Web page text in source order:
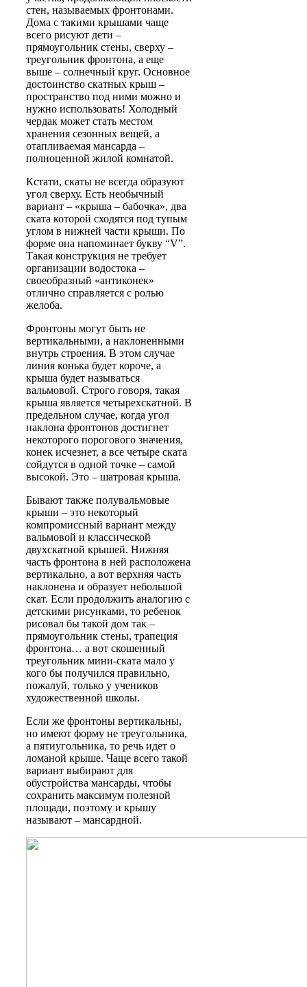
стен, называемых фронтонами.
Дома с такими крышами чаще
всего рисуют дети –
прямоугольник стены, сверху –
треугольник фронтона, а еще
выше – солнечный круг. Основное
достоинство скатных крыш –
пространство под ними можно и
нужно использовать! Холодный
чердак может стать местом
хранения сезонных вещей, а
отапливаемая мансарда –
полноценной жилой комнатой.
Кстати, скаты не всегда образуют
угол сверху. Есть необычный
вариант – «крыша – бабочка», два
ската которой сходятся под тупым
углом в нижней части крыши. По
форме она напоминает букву “V”.
Такая конструкция не требует
организации водостока –
своеобразный «антиконек»
отлично справляется с ролью
желоба.
Фронтоны могут быть не
вертикальными, а наклоненными
внутрь строения. В этом случае
линия конька будет короче, а
крыша будет называться
вальмовой. Строго говоря, такая
крыша является четырехскатной. В
предельном случае, когда угол
наклона фронтонов достигнет
некоторого порогового значения,
конек исчезнет, а все четыре ската
сойдутся в одной точке – самой
высокой. Это – шатровая крыша.
Бывают также полувальмовые
крыши – это некоторый
компромиссный вариант между
вальмовой и классической
двухскатной крышей. Нижняя
часть фронтона в ней расположена
вертикально, а вот верхняя часть
наклонена и образует небольшой
скат. Если продолжить аналогию с
детскими рисунками, то ребенок
рисовал бы такой дом так –
прямоугольник стены, трапеция
фронтона… а вот скошенный
треугольник мини-ската мало у
кого бы получился правильно,
пожалуй, только у учеников
художественной школы.
Если же фронтоны вертикальны,
но имеют форму не треугольника,
а пятиугольника, то речь идет о
ломаной крыше. Чаще всего такой
вариант выбирают для
обустройства мансарды, чтобы
сохранить максимум полезной
площади, поэтому и крышу
называют – мансардной.